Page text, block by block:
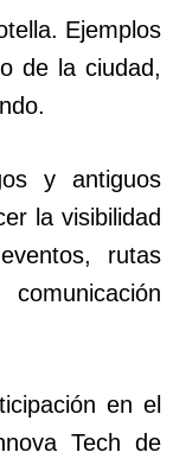
Ejemplos
de la ciudad,
y antiguos
la visibilidad
rutas
en el
Tech de